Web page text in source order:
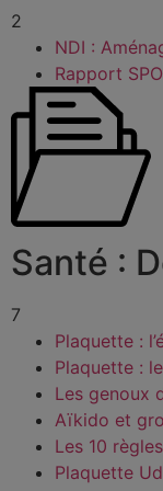
2
NDI :
Rapport
Santé :
7
Plaquette :
Plaquette :
Les genoux
Aïkido et
Les 10
Plaquette